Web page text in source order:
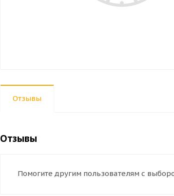
Отзывы
Отзывы
Помогите другим пользователям с